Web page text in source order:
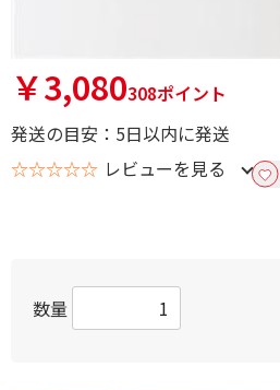
￥3,080308ポイント
発送の目安：5日以内に発送
☆☆☆☆☆ レビューを見る
数量